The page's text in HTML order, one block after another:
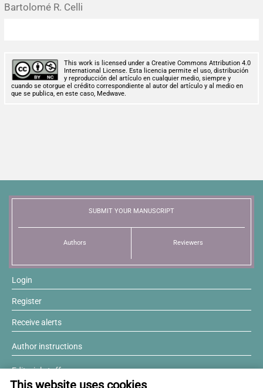
Editors
This website uses cookies
Bartolomé R. Celli
This work is licensed under a Creative Commons Attribution 4.0
International License. Esta licencia permite el uso, distribución
y reproducción del artículo en cualquier medio, siempre y
cuando se otorgue el crédito correspondiente al autor del artículo y al medio en
que se publica, en este caso, Medwave.
SUBMIT YOUR MANUSCRIPT
Authors Reviewers
Login
Register
Receive alerts
Author instructions
Editorial staff